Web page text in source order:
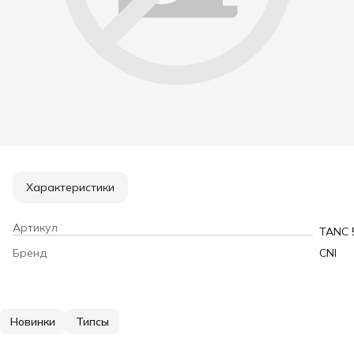
Характеристики
Артикул
TANC
Бренд
CNI
Новинки Типсы